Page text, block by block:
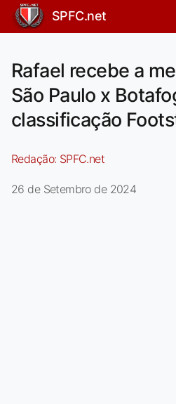
SPFC.net
Rafael recebe a
São Paulo x
classificação
Redação: SPFC.net
26 de Setembro de 2024